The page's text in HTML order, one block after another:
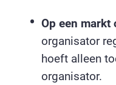
Op een markt
organisator
hoeft alleen
organisator.